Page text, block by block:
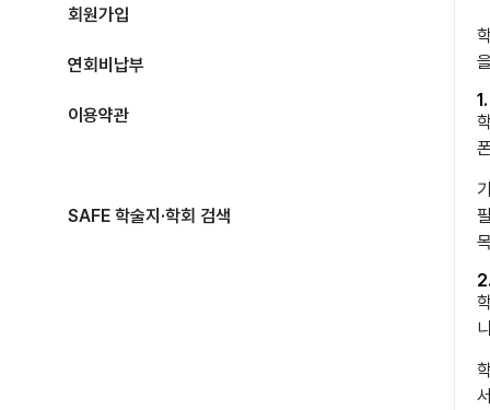
회원가입
연회비납부
이용약관
SAFE 학술지·학회 검색